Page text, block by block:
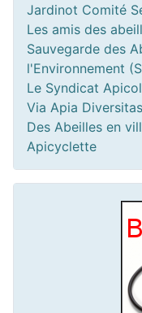
Jardinot Comité
Les amis des
Sauvegarde des
l'Environnement
Le Syndicat
Via Apia
Des Abeilles en
Apicyclette